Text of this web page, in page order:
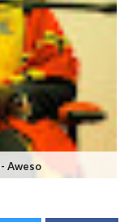
Aweso